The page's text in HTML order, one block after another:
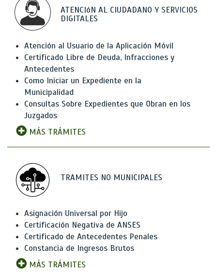
ATENCIóN AL CIUDADANO Y SERVICIOS
DIGITALES
Atención al Usuario de la Aplicación Móvil
Certificado Libre de Deuda, Infracciones y
Antecedentes
Como Iniciar un Expediente en la
Municipalidad
Consultas Sobre Expedientes que Obran en los
Juzgados
MÁS TRÁMITES
TRAMITES NO MUNICIPALES
Asignación Universal por Hijo
Certificación Negativa de ANSES
Certificado de Antecedentes Penales
Constancia de Ingresos Brutos
MÁS TRÁMITES